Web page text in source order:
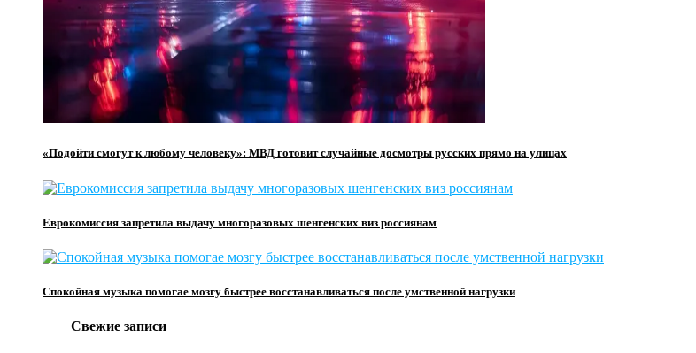
«Подойти смогут к любому человеку»: МВД готовит случайные досмотры русских прямо на улицах
Еврокомиссия запретила выдачу многоразовых шенгенских виз россиянам
Спокойная музыка помогае мозгу быстрее восстанавливаться после умственной нагрузки
Свежие записи